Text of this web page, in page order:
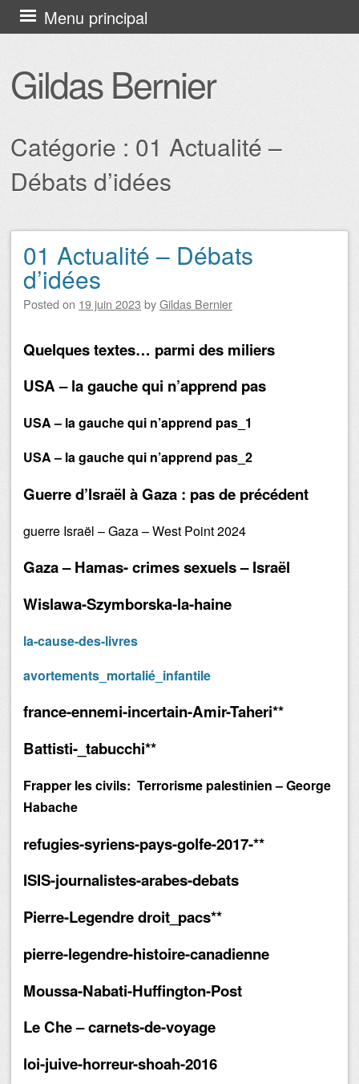
Gildas Bernier
Menu principal
Aller au contenu principal
Catégorie : 01 Actualité –
Débats d’idées
Navigation des articles
01 Actualité – Débats
d’idées
Posted on 19 juin 2023 byGildas Bernier
Quelques textes… parmi des miliers
USA – la gauche qui n’apprend pas
USA – la gauche qui n’apprend pas_1
USA – la gauche qui n’apprend pas_2
Guerre d’Israël à Gaza : pas de précédent
guerre Israël – Gaza – West Point 2024
Gaza – Hamas- crimes sexuels – Israël
Wislawa-Szymborska-la-haine
la-cause-des-livres
avortements_mortalié_infantile
france-ennemi-incertain-Amir-Taheri**
Battisti-_tabucchi**
Frapper les civils: Terrorisme palestinien – George
Habache
refugies-syriens-pays-golfe-2017-**
ISIS-journalistes-arabes-debats
Pierre-Legendre droit_pacs**
pierre-legendre-histoire-canadienne
Moussa-Nabati-Huffington-Post
Le Che – carnets-de-voyage
loi-juive-horreur-shoah-2016